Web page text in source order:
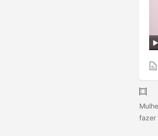
fazer